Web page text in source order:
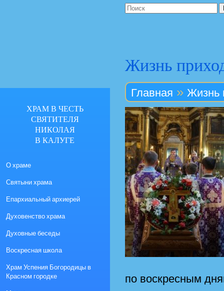
Жизнь
Главная » Жизнь
по воскресным
ХРАМ В ЧЕСТЬ
СВЯТИТЕЛЯ
НИКОЛАЯ
В КАЛУГЕ
О храме
Святыни храма
Епархиальный архиерей
Духовенство храма
Духовные беседы
Воскресная школа
Храм Успения Богородицы в
Красном городке